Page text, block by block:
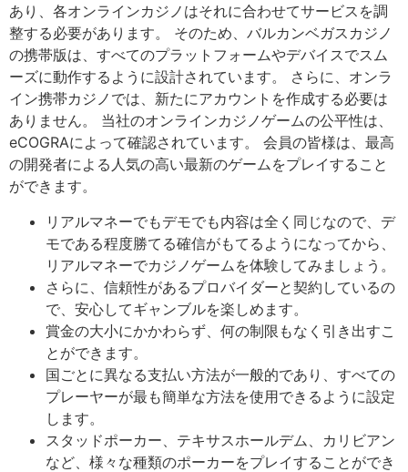
あり、各オンラインカジノはそれに合わせてサービスを調
整する必要があります。 そのため、バルカンベガスカジノ
の携帯版は、すべてのプラットフォームやデバイスでスム
ーズに動作するように設計されています。 さらに、オンラ
イン携帯カジノでは、新たにアカウントを作成する必要は
ありません。 当社のオンラインカジノゲームの公平性は、
eCOGRAによって確認されています。 会員の皆様は、最高
の開発者による人気の高い最新のゲームをプレイすること
ができます。
リアルマネーでもデモでも内容は全く同じなので、デ
モである程度勝てる確信がもてるようになってから、
リアルマネーでカジノゲームを体験してみましょう。
さらに、信頼性があるプロバイダーと契約しているの
で、安心してギャンブルを楽しめます。
賞金の大小にかかわらず、何の制限もなく引き出すこ
とができます。
国ごとに異なる支払い方法が一般的であり、すべての
プレーヤーが最も簡単な方法を使用できるように設定
します。
スタッドポーカー、テキサスホールデム、カリビアン
など、様々な種類のポーカーをプレイすることができ